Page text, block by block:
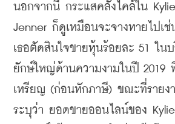
นอกจากนี้ กระแสคลั่งไคล้ใน
Jenner ก็ดูเหมือนจะจางหายไปเ
เธอตัดสินใจขายหุ้นร้อยละ 51 ใน
ยักษ์ใหญ่ด้านความงามในปี
2019
เหรียญ (ก่อนหักภาษี) ขณะที่รายง
ระบุว่า ยอดขายออนไลน์ของ